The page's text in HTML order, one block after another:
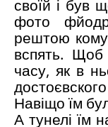
своїй і був
фото
рештою
вспять. Щоб
часу, як в
достоєвского
Навіщо їм
А тунелі їм